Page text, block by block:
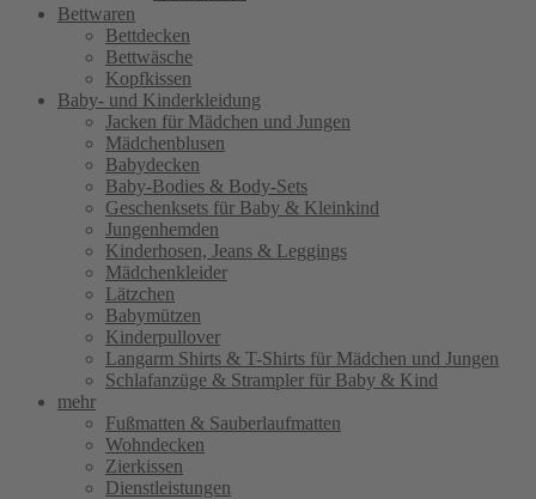
Bettwaren
Bettdecken
Bettwäsche
Kopfkissen
Baby- und Kinderkleidung
Jacken für Mädchen und Jungen
Mädchenblusen
Babydecken
Baby-Bodies & Body-Sets
Geschenksets für Baby & Kleinkind
Jungenhemden
Kinderhosen, Jeans & Leggings
Mädchenkleider
Lätzchen
Babymützen
Kinderpullover
Langarm Shirts & T-Shirts für Mädchen und Jungen
Schlafanzüge & Strampler für Baby & Kind
mehr
Fußmatten & Sauberlaufmatten
Wohndecken
Zierkissen
Dienstleistungen